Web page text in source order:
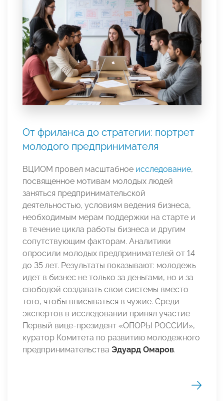
От фриланса до стратегии: портрет
молодого предпринимателя
ВЦИОМ провел масштабное исследование,
посвященное мотивам молодых людей
заняться предпринимательской
деятельностью, условиям ведения бизнеса,
необходимым мерам поддержки на старте и
в течение цикла работы бизнеса и другим
сопутствующим факторам. Аналитики
опросили молодых предпринимателей от 14
до 35 лет. Результаты показывают: молодежь
идет в бизнес не только за деньгами, но и за
свободой создавать свои системы вместо
того, чтобы вписываться в чужие. Среди
экспертов в исследовании принял участие
Первый вице-президент «ОПОРЫ РОССИИ»,
куратор Комитета по развитию молодежного
предпринимательства Эдуард Омаров.